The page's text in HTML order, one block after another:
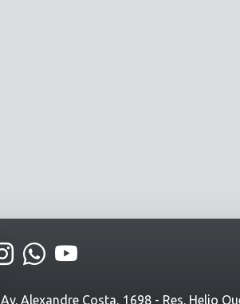
Av. Alexandre Costa, 1698 - Res. Helio